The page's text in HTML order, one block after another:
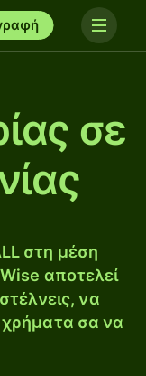
σε
στη μέση
αποτελεί
να
χρήματα σα να